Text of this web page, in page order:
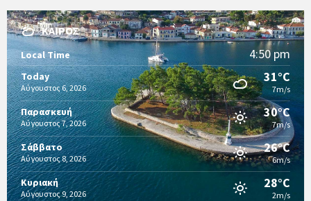
ΚΑΙΡΌΣ
Local Time 4:50 pm
Today
Αύγουστος 6, 2026
31°C
7m/s
Παρασκευή
Αύγουστος 7, 2026
30°C
7m/s
Σάββατο
Αύγουστος 8, 2026
26°C
6m/s
Κυριακή
Αύγουστος 9, 2026
28°C
2m/s